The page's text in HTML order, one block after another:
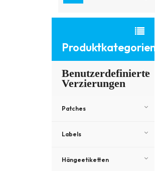
Produktkategorien
Benutzerdefinierte
Verzierungen
Patches
Labels
Hängeetiketten